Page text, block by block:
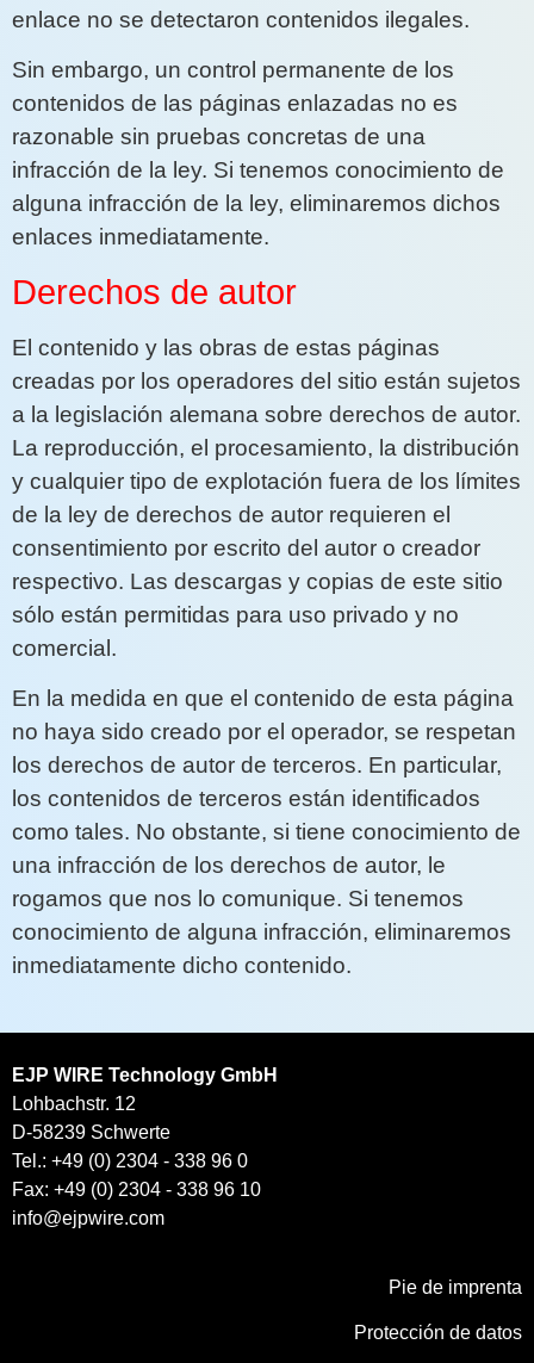
enlace no se detectaron contenidos ilegales.
Sin embargo, un control permanente de los
contenidos de las páginas enlazadas no es
razonable sin pruebas concretas de una
infracción de la ley. Si tenemos conocimiento de
alguna infracción de la ley, eliminaremos dichos
enlaces inmediatamente.
Derechos de autor
El contenido y las obras de estas páginas
creadas por los operadores del sitio están sujetos
a la legislación alemana sobre derechos de autor.
La reproducción, el procesamiento, la distribución
y cualquier tipo de explotación fuera de los límites
de la ley de derechos de autor requieren el
consentimiento por escrito del autor o creador
respectivo. Las descargas y copias de este sitio
sólo están permitidas para uso privado y no
comercial.
En la medida en que el contenido de esta página
no haya sido creado por el operador, se respetan
los derechos de autor de terceros. En particular,
los contenidos de terceros están identificados
como tales. No obstante, si tiene conocimiento de
una infracción de los derechos de autor, le
rogamos que nos lo comunique. Si tenemos
conocimiento de alguna infracción, eliminaremos
inmediatamente dicho contenido.
EJP WIRE Technology GmbH
Lohbachstr. 12
D-58239 Schwerte
Tel.: +49 (0) 2304 - 338 96 0
Fax: +49 (0) 2304 - 338 96 10
info@ejpwire.com
Pie de imprenta
Protección de datos